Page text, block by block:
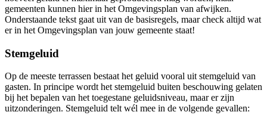
gemeenten kunnen hier in het Omgevingsplan van afwijken.
Onderstaande tekst gaat uit van de basisregels, maar check altijd wat
er in het Omgevingsplan van jouw gemeente staat!
Stemgeluid
Op de meeste terrassen bestaat het geluid vooral uit stemgeluid van
gasten. In principe wordt het stemgeluid buiten beschouwing gelaten
bij het bepalen van het toegestane geluidsniveau, maar er zijn
uitzonderingen. Stemgeluid telt wél mee in de volgende gevallen: